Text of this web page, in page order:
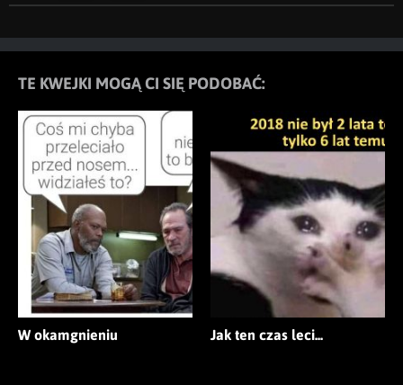
TE KWEJKI MOGĄ CI SIĘ PODOBAĆ:
W okamgnieniu Jak ten czas leci...